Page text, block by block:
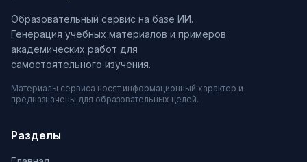
Образовательный сервис на базе ИИ.
Генерация учебных материалов и примеров
академических работ для
самостоятельного изучения.
Материалы сервиса носят информационный характер и
предназначены для образовательных целей.
Разделы